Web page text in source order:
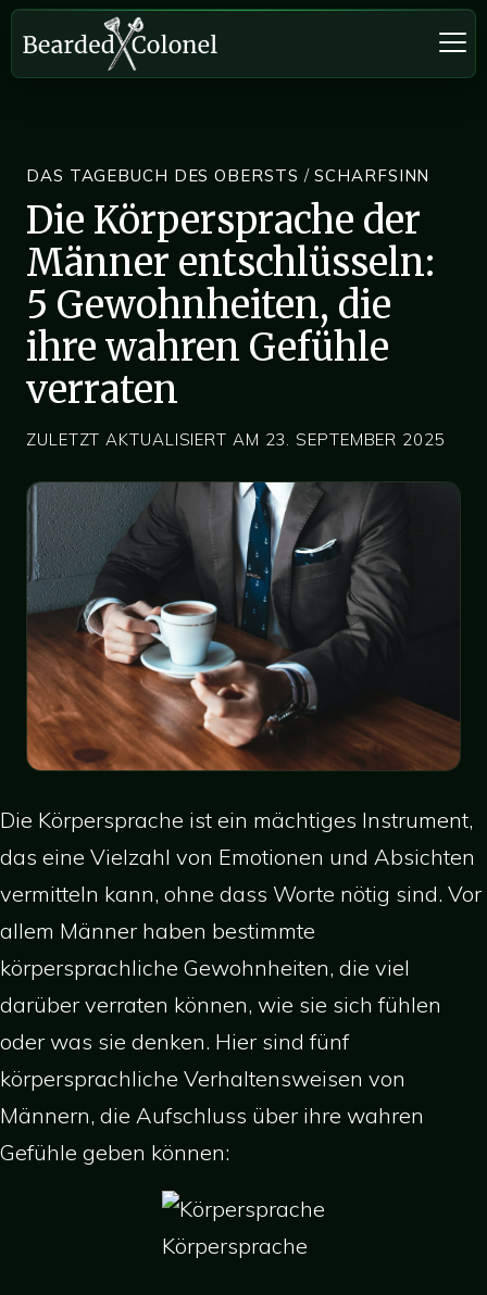
DAS TAGEBUCH DES OBERSTS / SCHARFSINN
Die Körpersprache der
Männer entschlüsseln:
5 Gewohnheiten, die
ihre wahren Gefühle
verraten
ZULETZT AKTUALISIERT AM 23. SEPTEMBER 2025
Die Körpersprache ist ein mächtiges Instrument,
das eine Vielzahl von Emotionen und Absichten
vermitteln kann, ohne dass Worte nötig sind. Vor
allem Männer haben bestimmte
körpersprachliche Gewohnheiten, die viel
darüber verraten können, wie sie sich fühlen
oder was sie denken. Hier sind fünf
körpersprachliche Verhaltensweisen von
Männern, die Aufschluss über ihre wahren
Gefühle geben können:
Körpersprache